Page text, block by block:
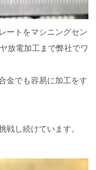
ートをマシニングセン
放電加工まで弊社でワ
金でも容易に加工をす
戦し続けています。